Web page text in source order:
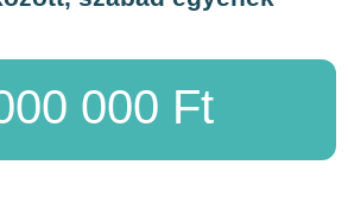
000 Ft